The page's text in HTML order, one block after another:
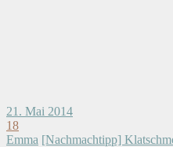
21. Mai 2014
18
Emma [Nachmachtipp]